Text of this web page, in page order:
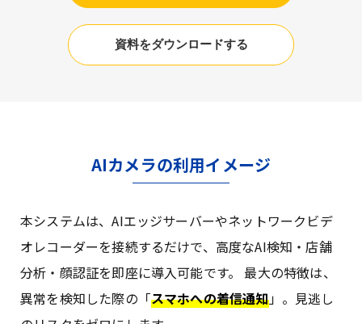
資料をダウンロードする
AIカメラの利用イメージ
本システムは、AIエッジサーバーやネットワークビデ
オレコーダーを接続するだけで、高度なAI検知・店舗
分析・顔認証を即座に導入可能です。 最大の特徴は、
異常を検知した際の「スマホへの着信通知」。見逃し